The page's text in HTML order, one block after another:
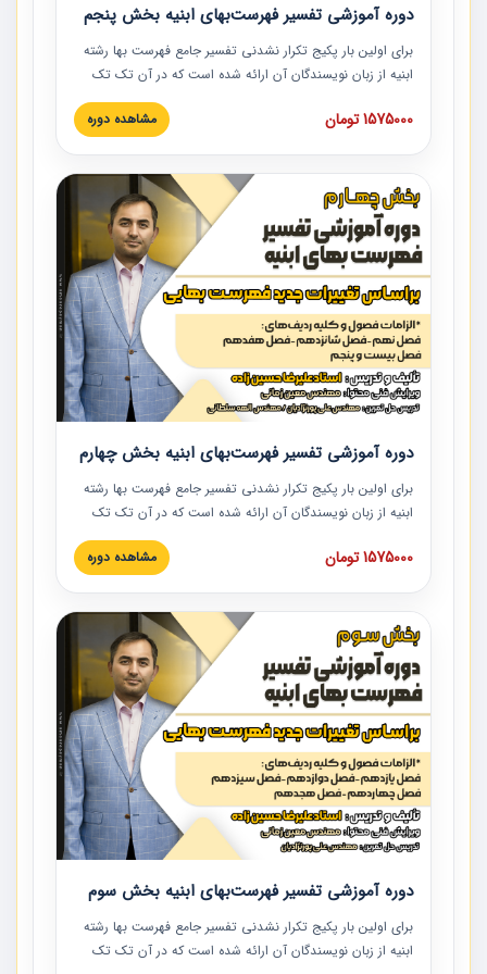
دوره آموزشی تفسیر فهرست‌بهای ابنیه بخش پنجم
برای اولین بار پکیج تکرار نشدنی تفسیر جامع فهرست بها رشته
ابنیه از زبان نویسندگان آن ارائه شده است که در آن تک تک
ردیف ها و مطالب فهرست بها تفسیر و ارائه شده است. این
دوره به صورت کامل تصویری بوده و به همراه تصاویر عملیات
دوره با کلام مهندس علیرضاحسین‌زاده مدیر پروژه مهندسی
مشاور در امر بازنگری فهرست بها رشته ابنیه ارائه شده و به تمام
همکارانی که در حوزه صنعت ساخت در حال فعالیت هستند حتما
توصیه می کنیم از مطالب این دوره استفاده نمایند.
1575000 تومان مشاهده دوره
دوره آموزشی تفسیر فهرست‌بهای ابنیه بخش چهارم
برای اولین بار پکیج تکرار نشدنی تفسیر جامع فهرست بها رشته
ابنیه از زبان نویسندگان آن ارائه شده است که در آن تک تک
ردیف ها و مطالب فهرست بها تفسیر و ارائه شده است. این
دوره به صورت کامل تصویری بوده و به همراه تصاویر عملیات
دوره با کلام مهندس علیرضاحسین‌زاده مدیر پروژه مهندسی
مشاور در امر بازنگری فهرست بها رشته ابنیه ارائه شده و به تمام
همکارانی که در حوزه صنعت ساخت در حال فعالیت هستند حتما
توصیه می کنیم از مطالب این دوره استفاده نمایند.
1575000 تومان مشاهده دوره
دوره آموزشی تفسیر فهرست‌بهای ابنیه بخش سوم
برای اولین بار پکیج تکرار نشدنی تفسیر جامع فهرست بها رشته
ابنیه از زبان نویسندگان آن ارائه شده است که در آن تک تک